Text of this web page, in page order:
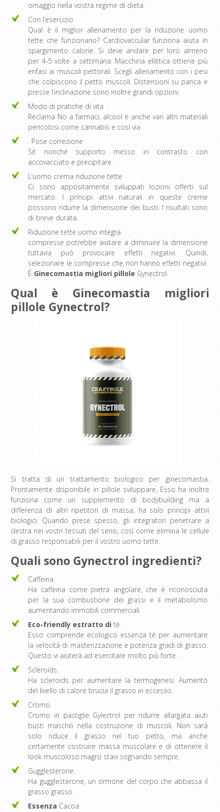
omaggio nella vostra regime di dieta.
Con l’esercizio
Qual è il miglior allenamento per la riduzione uomo
tette che funzionano? Cardiovascular funziona aiuta in
spargimento calorie. Si deve andare per loro almeno
per 4-5 volte a settimana. Macchina ellittica ottiene più
enfasi ai muscoli pettorali. Scegli allenamento con i pesi
che colpiscono il petto muscoli. Distensioni su panca e
presse l’inclinazione sono inoltre grandi opzioni.
Modo di pratiche di vita
Reclama No a farmaci, alcool e anche vari altri materiali
pericolosi come cannabis e così via
. Pose correzione
Sit nonché supporto messo in contrasto con
accovacciato e precipitare.
L’uomo crema riduzione tette
Ci sono appositamente sviluppati lozioni offerti sul
mercato. I principi attivi naturali in queste creme
possono ridurre la dimensione dei busti. I risultati sono
di breve durata.
Riduzione tette uomo integra
compresse potrebbe aiutare a diminuire la dimensione
tuttavia può provocare effetti negativi. Quindi,
selezionare le compresse che non hanno effetti negativi.
È Ginecomastia migliori pillole Gynectrol.
Qual è Ginecomastia migliori
pillole Gynectrol?
Si tratta di un trattamento biologico per ginecomastia.
Prontamente disponibile in pillole sviluppare, Esso ha inoltre
funziona come un supplemento di bodybuilding ma a
differenza di altri ripetitori di massa, ha solo principi attivi
biologici. Quando prese spesso, gli integratori penetrare a
destra nei vostri tessuti del seno, così come elimina le cellule
di grasso responsabili per il vostro uomo tette.
Quali sono Gynectrol ingredienti?
Caffeina.
Ha caffeina come pietra angolare, che è riconosciuta
per la sua combustione dei grassi e il metabolismo
aumentando immobili commerciali.
Eco-friendly estratto ditè.
Esso comprende ecologico essenza tè per aumentare
la velocità di masterizzazione e potenza gradi di grasso.
Questo vi aiuterà ad esercitare molto più forte.
Scleroids.
Ha scleroids per aumentare la termogenesi. Aumento
del livello di calore brucia il grasso in eccesso.
Cromo.
Cromo in pastiglie Gylectrol per ridurre allargata aiuti
busti maschili nella costruzione di muscoli. Non sarà
solo riduce il grasso nel tuo petto, ma anche
certamente costruire massa muscolare e di ottenere il
look muscoloso magro stavi sognando sempre.
Gugglesterone.
Ha gugglesterone, un ormone del corpo che abbassa il
grasso grasso.
Essenza Cacoa.